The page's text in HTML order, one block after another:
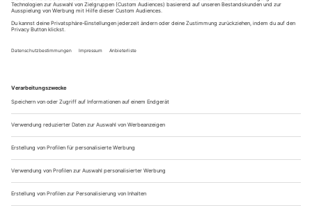
Himmelsleiter am Tegelberg
Tegelberg-Klettersteigs, mit toller Aussicht auf die
bayerischen Alpen.
Klettersteig-Passage am Matterhorn.
Himmelsleiter in Südtirol : Verschiedene Klettersteige, z.
B. am Heini-Holzer-Klettersteig auf die Ifinger-Spitze.
Jede dieser Himmelsleitern bietet ein unvergessliches Erlebnis
– doch die am Donnerkogel gilt als besonders spektakulär
und ist für viele die „Königin der Himmelsleitern“.